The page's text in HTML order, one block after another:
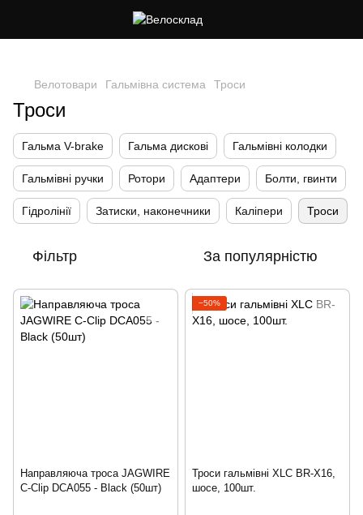
Велотовари Гальмівна система Троси
Троси
Гальма V-brake Гальма дисковi Гальмівні колодки
Гальмівні ручки Ротори Адаптери Болти, гвинти
Гідролінії Затиски, наконечники Каліпери Троси
Фільтр За популярністю
Направляюча троса JAGWIRE
C-Clip DCA055 - Black (50шт)
−50%
Троси гальмівні XLC BR-X16,
шосе, 100шт.